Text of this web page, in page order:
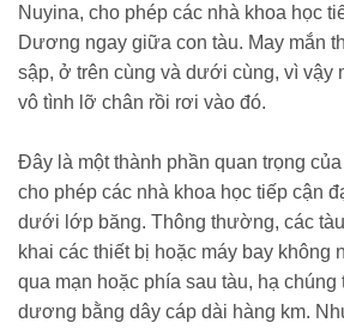
Nuyina, cho phép các nhà khoa học
Dương ngay giữa con tàu. May mắn
sập, ở trên cùng và dưới cùng, vì vậy
vô tình lỡ chân rồi rơi vào đó.
Đây là một thành phần quan trọng
cho phép các nhà khoa học tiếp cận
dưới lớp băng. Thông thường, các
khai các thiết bị hoặc máy bay
qua mạn hoặc phía sau tàu, hạ
dương bằng dây cáp dài hàng km.